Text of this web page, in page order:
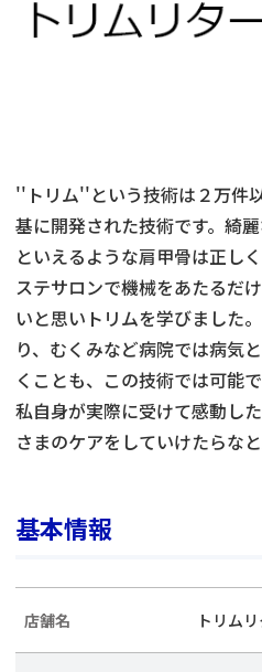
''トリム''という技術は２万件
基に開発された技術です。綺
といえるような肩甲骨は正し
ステサロンで機械をあたるだ
いと思いトリムを学びました
り、むくみなど病院では病気
くことも、この技術では可能で
私自身が実際に受けて感動し
さまのケアをしていけたらなと
基本情報
店舗名 トリム